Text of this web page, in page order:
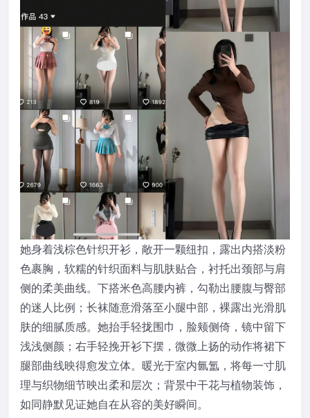
她身着浅棕色针织开衫，敞开一颗纽扣，露出内搭淡粉
色裹胸，软糯的针织面料与肌肤贴合，衬托出颈部与肩
侧的柔美曲线。下搭米色高腰内裤，勾勒出腰腹与臀部
的迷人比例；长袜随意滑落至小腿中部，裸露出光滑肌
肤的细腻质感。她抬手轻拢围巾，脸颊侧倚，镜中留下
浅浅侧颜；右手轻挽开衫下摆，微微上扬的动作将裙下
腿部曲线映得愈发立体。暖光于室内氤氲，将每一寸肌
理与织物细节映出柔和层次；背景中干花与植物装饰，
如同静默见证她自在从容的美好瞬间。